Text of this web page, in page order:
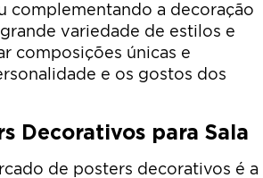
complementando a decoração
variedade de estilos e
composições únicas e
e os gostos dos
Decorativos para Sala
de posters decorativos é a